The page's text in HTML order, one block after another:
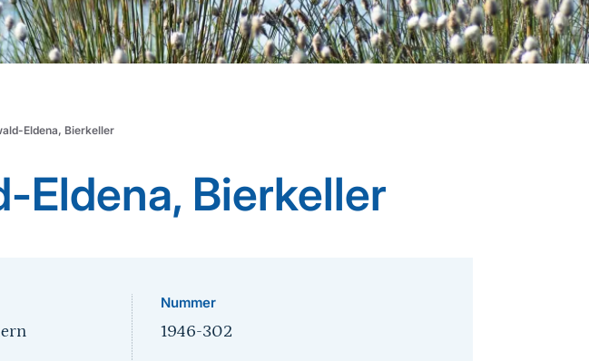
Eldena, Bierkeller
Eldena, Bierkeller
Nummer
1946-302